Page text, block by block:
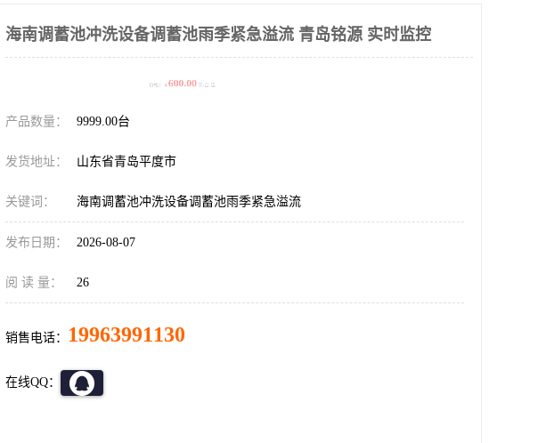
海南调蓄池冲洗设备调蓄池雨季紧急溢流 青岛铭源 实时监控
元/台 起
产品数量： 9999.00台
发货地址： 山东省青岛平度市
关键词： 海南调蓄池冲洗设备调蓄池雨季紧急溢流
发布日期： 2026-08-07
阅 读 量： 26
销售电话： 19963991130
在线QQ：